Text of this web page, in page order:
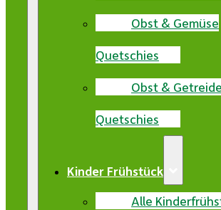
Obst & Gemüse
Quetschies
Obst & Getreide
Quetschies
Kinder Frühstück
Alle